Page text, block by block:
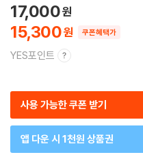
15,300
17,000
쿠폰혜택가
YES포인트
사용 가능한 쿠폰 받기
앱 다운 시 1천원 상품권